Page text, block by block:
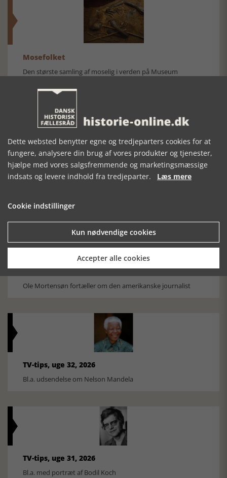
Mosefolket
Den største samling af moselig i verden på Museum
Historisk festival i Faaborg
FOBURGH Faaborg Internationale Historie Festival 2026 30.
Historiens Aktører 79 - John Reed
Ole Mortensøn fortæller om den amerikanske journalist
TV-tips, uge 32, 2026
Bl.a. udsendelse om Nelson Mandela
TV-tips, uge 31, 2026
Bl.a. med portræt af Bodil Koch
Dette websted benytter egne og tredjeparters cookies for at
fungere, analysere din brug af vores produkter og tjenester,
hjælpe med vores salgsfremmende og marketingsmæssige
indsats og levere indhold fra tredjeparter. Læs mere
Cookie indstillinger
Kun nødvendige cookies
Accepter alle cookies